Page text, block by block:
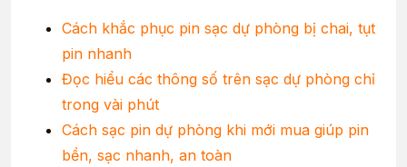
Cách khắc phục pin sạc dự phòng bị chai, tụt
pin nhanh
Đọc hiểu các thông số trên sạc dự phòng chỉ
trong vài phút
Cách sạc pin dự phòng khi mới mua giúp pin
bền, sạc nhanh, an toàn